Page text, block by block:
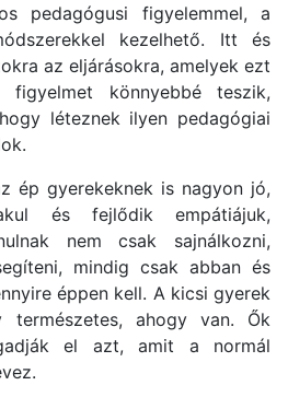
pedagógusi figyelemmel, a
kezelhető. Itt és
az eljárásokra, amelyek ezt
figyelmet könnyebbé teszik,
léteznek ilyen pedagógiai
ép gyerekeknek is nagyon jó,
és fejlődik empátiájuk,
nem csak sajnálkozni,
mindig csak abban és
éppen kell. A kicsi gyerek
természetes, ahogy van. Ők
el azt, amit a normál